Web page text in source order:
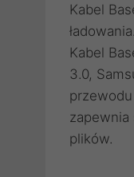
Kabel
ładowania.
Kabel
3.0,
zapewnia
plików.